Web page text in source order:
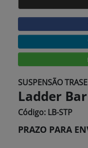
SUSPENSÃO
Ladder
Código: LB-STP
PRAZO PARA